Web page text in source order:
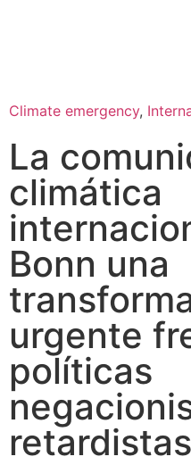
Climate emergency,
La
climática
Bonn una
urgente
políticas
retardistas